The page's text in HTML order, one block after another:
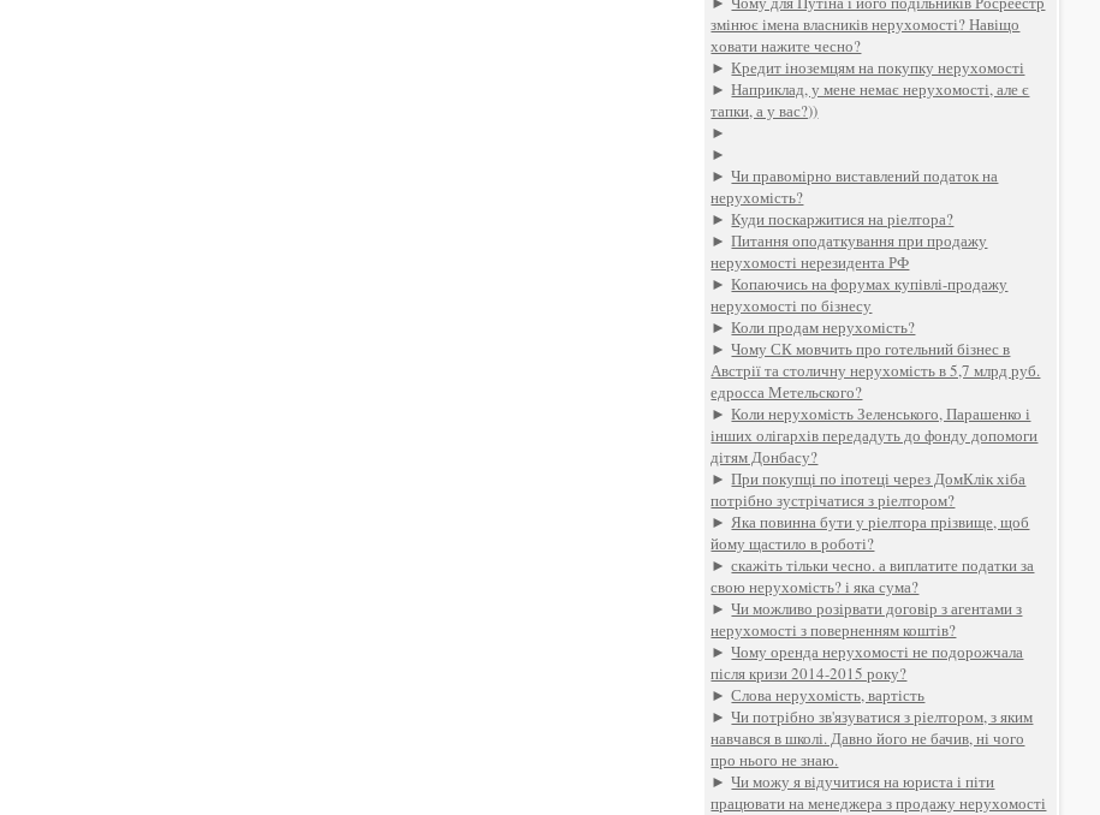
змінює імена власників нерухомості? Навіщо
ховати нажите чесно?
►Кредит іноземцям на покупку нерухомості
►Наприклад, у мене немає нерухомості, але є
тапки, а у вас?))
►
►
►Чи правомірно виставлений податок на
нерухомість?
►Куди поскаржитися на ріелтора?
►Питання оподаткування при продажу
нерухомості нерезидента РФ
►Копаючись на форумах купівлі-продажу
нерухомості по бізнесу
►Коли продам нерухомість?
►Чому СК мовчить про готельний бізнес в
Австрії та столичну нерухомість в 5,7 млрд руб.
едросса Метельского?
►Коли нерухомість Зеленського, Парашенко і
інших олігархів передадуть до фонду допомоги
дітям Донбасу?
►При покупці по іпотеці через ДомКлік хіба
потрібно зустрічатися з ріелтором?
►Яка повинна бути у ріелтора прізвище, щоб
йому щастило в роботі?
►скажіть тільки чесно. а виплатите податки за
свою нерухомість? і яка сума?
►Чи можливо розірвати договір з агентами з
нерухомості з поверненням коштів?
►Чому оренда нерухомості не подорожчала
після кризи 2014-2015 року?
►Слова нерухомість, вартість
►Чи потрібно зв'язуватися з ріелтором, з яким
навчався в школі. Давно його не бачив, ні чого
про нього не знаю.
►Чи можу я відучитися на юриста і піти
працювати на менеджера з продажу нерухомості